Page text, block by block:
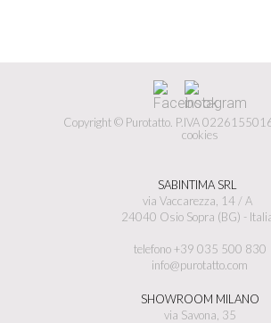
Copyright © Purotatto. P.IVA
cookies
SABINTIMA SRL
via Vaccarezza, 14 / A
24040 Osio Sopra (BG) -
telefono +39 035 500 830
info@purotatto.com
SHOWROOM MILANO
via Savona, 35